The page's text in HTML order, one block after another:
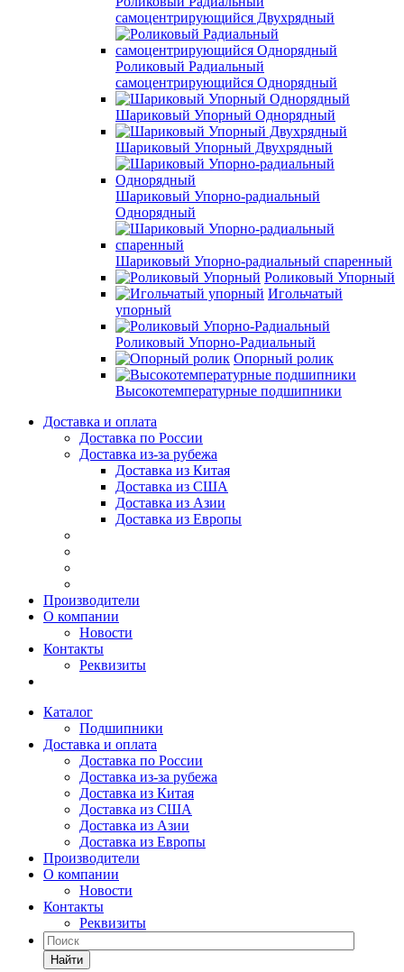
самоцентрирующийся Двухрядный
Роликовый Радиальный
самоцентрирующийся Однорядный
Шариковый Упорный Однорядный
Шариковый Упорный Двухрядный
Шариковый Упорно-радиальный
Однорядный
Шариковый Упорно-радиальный спаренный
Роликовый Упорный
Игольчатый
упорный
Роликовый Упорно-Радиальный
Опорный ролик
Высокотемпературные подшипники
Доставка и оплата
Доставка по России
Доставка из-за рубежа
Доставка из Китая
Доставка из США
Доставка из Азии
Доставка из Европы
Производители
О компании
Новости
Контакты
Реквизиты
Каталог
Подшипники
Доставка и оплата
Доставка по России
Доставка из-за рубежа
Доставка из Китая
Доставка из США
Доставка из Азии
Доставка из Европы
Производители
О компании
Новости
Контакты
Реквизиты
Найти